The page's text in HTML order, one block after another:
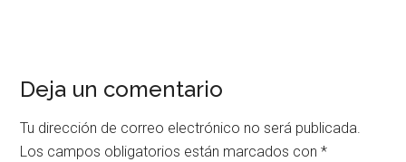
Deja un comentario
Tu dirección de correo electrónico no será publicada.
Los campos obligatorios están marcados con*